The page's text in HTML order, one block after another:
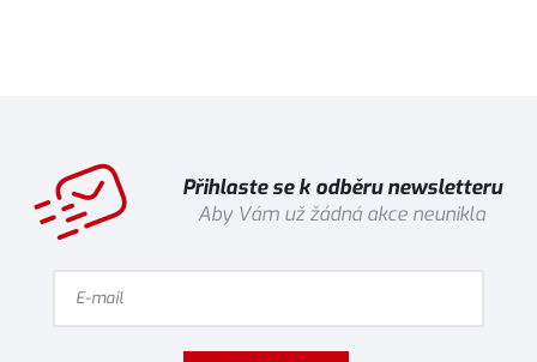
Přihlaste se k odběru newsletteru
Aby Vám už žádná akce neunikla